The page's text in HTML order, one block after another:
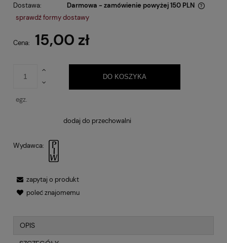
Dostawa:
Darmowa - zamówienie powyżej 150 PLN
Cena nie zawiera ewentualnych kosztów płatności
sprawdź formy dostawy
Cena: 15,00 zł
egz.
DO KOSZYKA
dodaj do przechowalni
Wydawca:
zapytaj o produkt
poleć znajomemu
OPIS